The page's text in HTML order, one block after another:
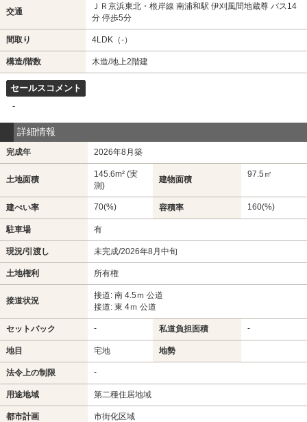
交通
ＪＲ京浜東北・根岸線 南浦和駅 伊刈風間地蔵尊 バス14
分 停歩5分
間取り 4LDK（-）
構造/階数 木造/地上2階建
セールスコメント
-
詳細情報
完成年 2026年8月築
土地面積
145.6m² (実
測)
建物面積
97.5㎡
建ぺい率 70(%) 容積率 160(%)
駐車場 有
現況/引渡し 未完成/2026年8月中旬
土地権利 所有権
接道状況
接道: 南 4.5ｍ 公道
接道: 東 4ｍ 公道
セットバック - 私道負担面積 -
地目 宅地 地勢
法令上の制限 -
用途地域 第二種住居地域
都市計画 市街化区域